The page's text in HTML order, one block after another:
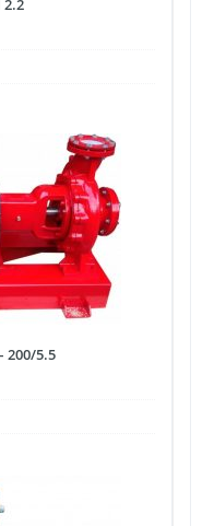
2.2
200/5.5